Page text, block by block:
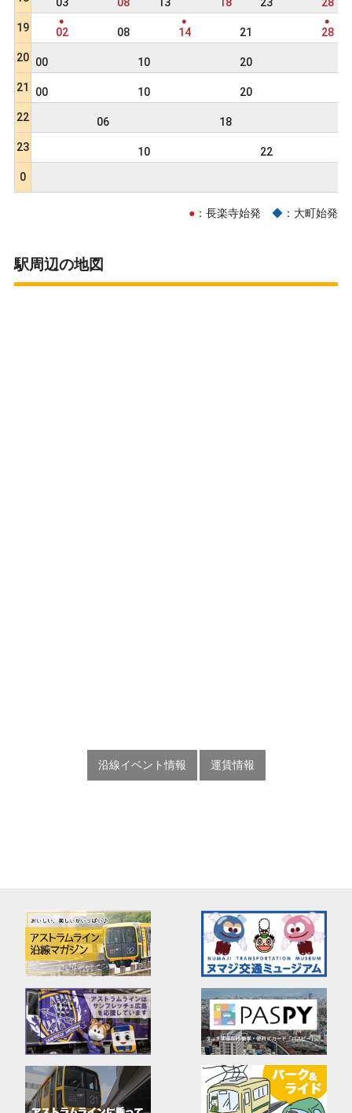
03 08 13 18 23
28
19
● ● ●
02 08 14 21
28
20 00 10 20
21
00 10 20
22
06 18
23
10
22
0
● ：長楽寺始発 ◆ ：大町始発
駅周辺の地図
沿線イベント情報 運賃情報